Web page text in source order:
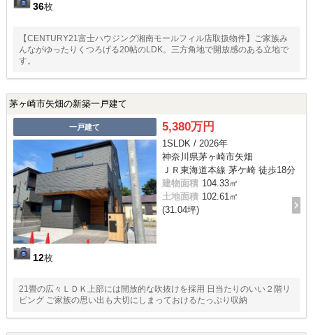
36枚
【CENTURY21富士ハウジング湘南モールフィル店取扱物件】ご家族み
んながゆったりくつろげる20帖のLDK。三方角地で開放感のある立地で
す。
茅ヶ崎市矢畑の新築一戸建て
一戸建て
12枚
5,380万円
1SLDK / 2026年
神奈川県茅ヶ崎市矢畑
ＪＲ東海道本線 茅ケ崎 徒歩18分
建物面積 104.33㎡
土地面積 102.61㎡
(31.04坪)
21畳の広々ＬＤＫ上部には開放的な吹抜けを採用 日当たりのいい２階リ
ビング ご家族の思い出も大切にしまっておけるたっぷり収納